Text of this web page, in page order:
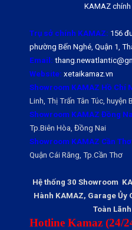
KAMAZ
Trụ sở chính KAMAZ: 156
phường Bến Nghé, Quận 1,
Email:
Website: xetaikamaz.vn
Showroom KAMAZ Hồ Chí
Linh, Thị Trấn Tân Túc, huyện
Showroom KAMAZ Đồng
Tp.Biên Hòa, Đồng Nai
Showroom KAMAZ Cần
Quận Cái Răng, Tp.Cần Thơ
Hệ thống 30 Showroom
Hành KAMAZ, Garage Ủy
Toàn
Hotline Kamaz (24/